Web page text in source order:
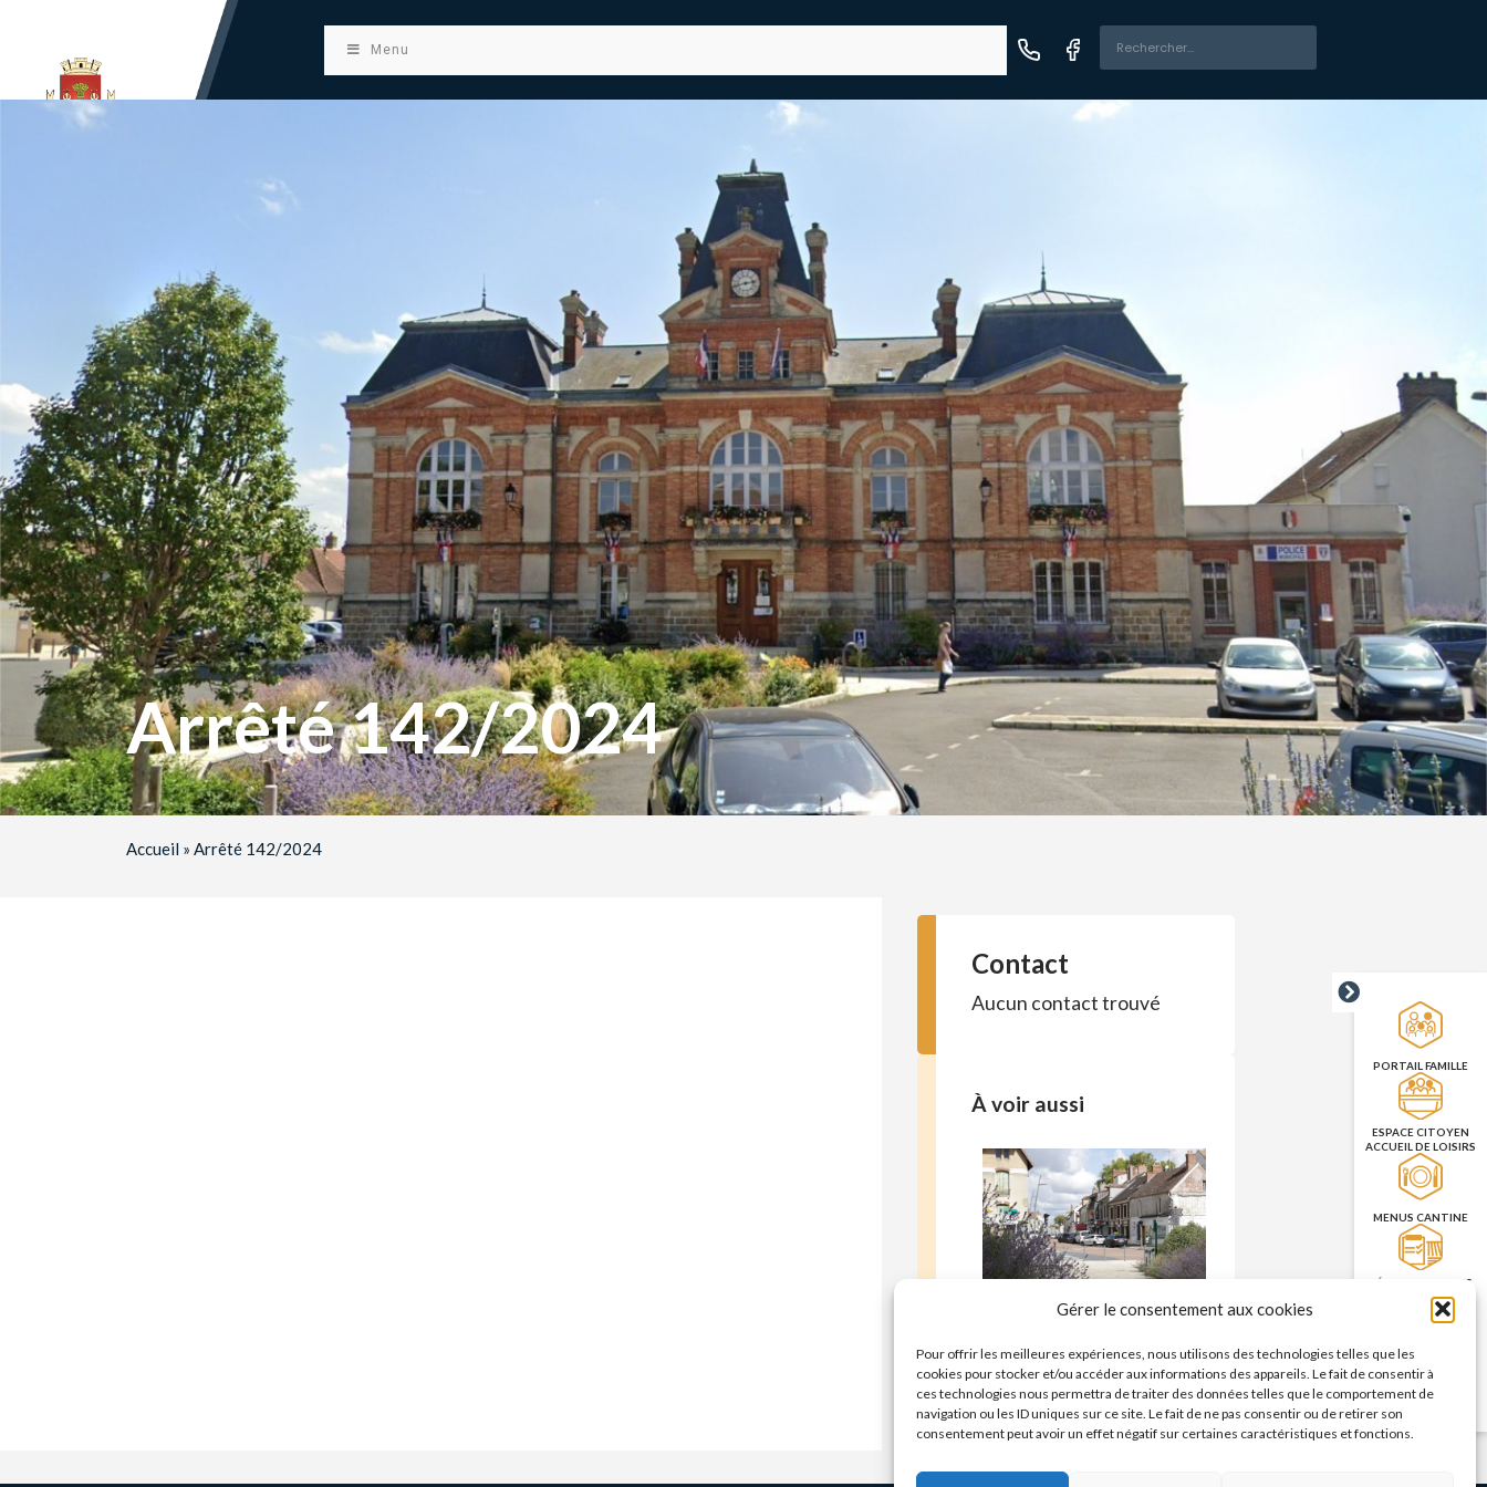
Gérer le consentement aux cookies
Pour offrir les meilleures expériences, nous utilisons des technologies telles que les
cookies pour stocker et/ou accéder aux informations des appareils. Le fait de consentir à
ces technologies nous permettra de traiter des données telles que le comportement de
navigation ou les ID uniques sur ce site. Le fait de ne pas consentir ou de retirer son
consentement peut avoir un effet négatif sur certaines caractéristiques et fonctions.
Menu
PORTAIL FAMILLE
ESPACE CITOYEN
ACCUEIL DE LOISIRS
MENUS CANTINE
RÉSERVATION DES
SALLES
PRISE DE RENDEZ-
CNI/PASSEPORT
Arrêté 142/2024
Accueil »Arrêté 142/2024
Contact
Aucun contact trouvé
À voir aussi
Commerces – enseignes